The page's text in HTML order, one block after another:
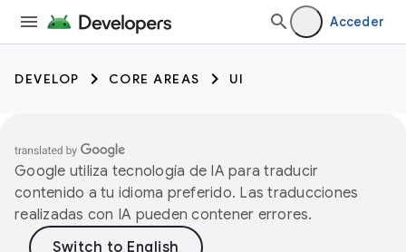
Acceder
DEVELOP CORE AREAS UI
Google utiliza tecnología de IA para traducir
contenido a tu idioma preferido. Las traducciones
realizadas con IA pueden contener errores.